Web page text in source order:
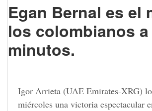
Egan Bernal es el
los colombianos
minutos.
Igor Arrieta (UAE Emirates-XRG)
miércoles una victoria espectacular